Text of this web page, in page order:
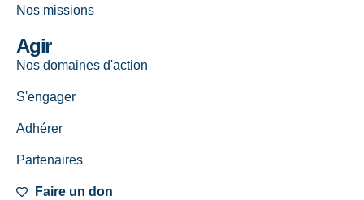
Nos missions
Agir
Nos domaines d'action
S'engager
Adhérer
Partenaires
Faire un don